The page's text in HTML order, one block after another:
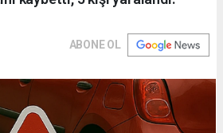
ABONE OL